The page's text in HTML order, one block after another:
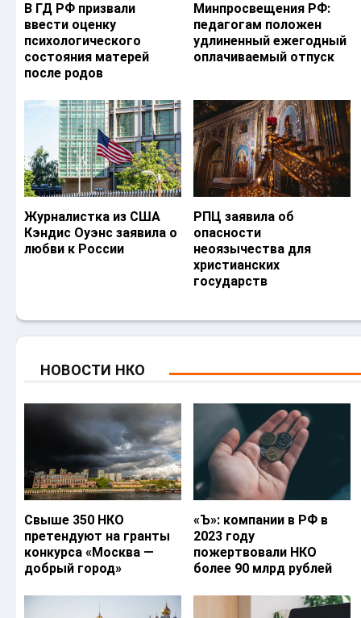
В ГД РФ призвали
ввести оценку
психологического
состояния матерей
после родов
Минпросвещения РФ:
педагогам положен
удлиненный ежегодный
оплачиваемый отпуск
Журналистка из США
Кэндис Оуэнс заявила о
любви к России
РПЦ заявила об
опасности
неоязычества для
христианских
государств
НОВОСТИ НКО
Свыше 350 НКО
претендуют на гранты
конкурса «Москва —
добрый город»
«Ъ‎»: компании в РФ в
2023 году
пожертвовали НКО
более 90 млрд рублей